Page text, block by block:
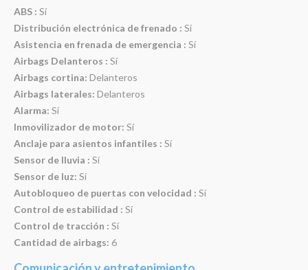
ABS : Sí
Distribución electrónica de frenado : Sí
Asistencia en frenada de emergencia : Sí
Airbags Delanteros : Sí
Airbags cortina: Delanteros
Airbags laterales: Delanteros
Alarma: Sí
Inmovilizador de motor: Sí
Anclaje para asientos infantiles : Sí
Sensor de lluvia : Sí
Sensor de luz: Sí
Autobloqueo de puertas con velocidad : Sí
Control de estabilidad : Sí
Control de tracción : Sí
Cantidad de airbags: 6